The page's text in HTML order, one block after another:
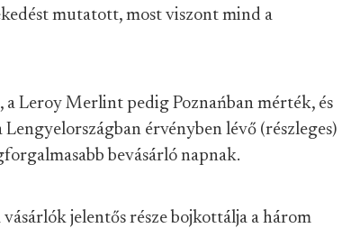
mutatott, most viszont mind a
a Leroy Merlint pedig Poznańban mérték, és
érvényben lévő (részleges)
bevásárló napnak.
jelentős része bojkottálja a három